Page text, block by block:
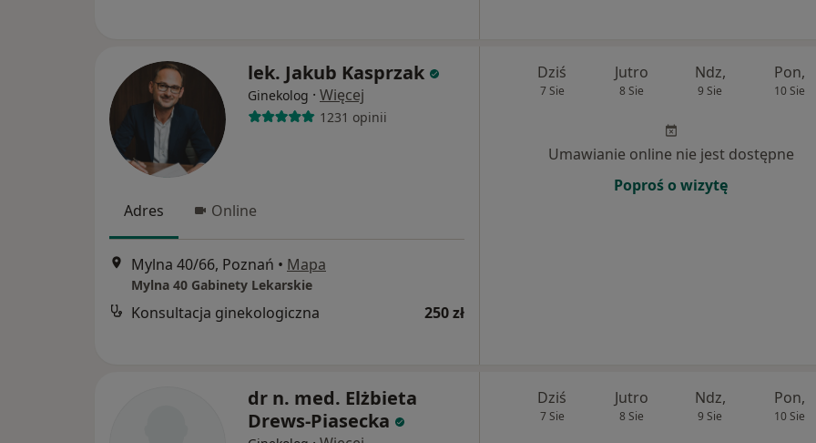
lek. Jakub Kasprzak
Ginekolog · Więcej
1231 opinii
Adres Online
Mylna 40/66, Poznań • Mapa
Mylna 40 Gabinety Lekarskie
Konsultacja ginekologiczna 250 zł
Dziś
7 Sie
Jutro
8 Sie
Ndz,
9 Sie
Pon,
10 Sie
Umawianie online nie jest dostępne
Poproś o wizytę
dr n. med. Elżbieta
Drews-Piasecka
Dziś
7 Sie
Jutro
8 Sie
Ndz,
9 Sie
Pon,
10 Sie